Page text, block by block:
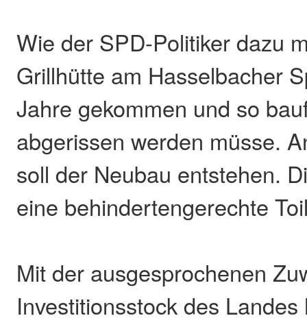
Wie der SPD-Politiker dazu
Grillhütte am Hasselbacher
Jahre gekommen und so
abgerissen werden müsse.
soll der Neubau entstehen.
eine behindertengerechte
Mit der ausgesprochenen
Investitionsstock des